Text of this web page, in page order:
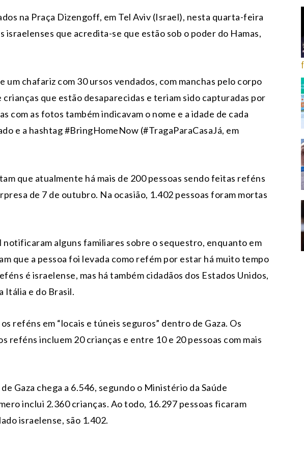
na Praça Dizengoff, em Tel Aviv (Israel), nesta quarta-feira
israelenses que acredita-se que estão sob o poder do Hamas,
chafariz com 30 ursos vendados, com manchas pelo corpo
que estão desaparecidas e teriam sido capturadas por
com as fotos também indicavam o nome e a idade de cada
e a hashtag #BringHomeNow (#TragaParaCasaJá, em
que atualmente há mais de 200 pessoas sendo feitas reféns
de 7 de outubro. Na ocasião, 1.402 pessoas foram mortas
notificaram alguns familiares sobre o sequestro, enquanto em
que a pessoa foi levada como refém por estar há muito tempo
é israelense, mas há também cidadãos dos Estados Unidos,
Itália e do Brasil.
reféns em “locais e túneis seguros” dentro de Gaza. Os
reféns incluem 20 crianças e entre 10 e 20 pessoas com mais
Gaza chega a 6.546, segundo o Ministério da Saúde
inclui 2.360 crianças. Ao todo, 16.297 pessoas ficaram
israelense, são 1.402.